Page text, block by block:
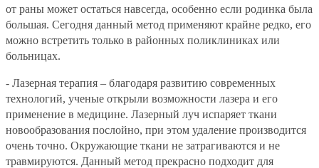
от раны может остаться навсегда, особенно если родинка была
большая. Сегодня данный метод применяют крайне редко, его
можно встретить только в районных поликлиниках или
больницах.
- Лазерная терапия – благодаря развитию современных
технологий, ученые открыли возможности лазера и его
применение в медицине. Лазерный луч испаряет ткани
новообразования послойно, при этом удаление производится
очень точно. Окружающие ткани не затрагиваются и не
травмируются. Данный метод прекрасно подходит для